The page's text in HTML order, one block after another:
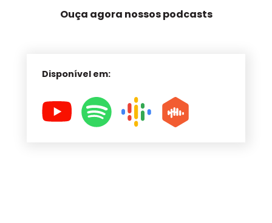
Ouça agora nossos podcasts
Disponível em: